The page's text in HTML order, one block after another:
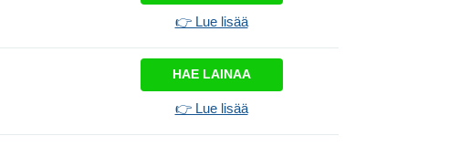
👉 Lue lisää
HAE LAINAA
👉 Lue lisää